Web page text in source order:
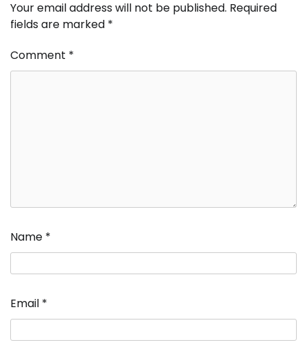
Your email address will not be published. Required
fields are marked *
Comment *
Name *
Email *